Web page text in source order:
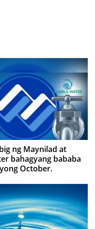
ng Maynilad at
bahagyang bababa
October.